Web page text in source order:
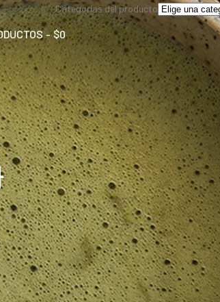
Categorías del producto
$0